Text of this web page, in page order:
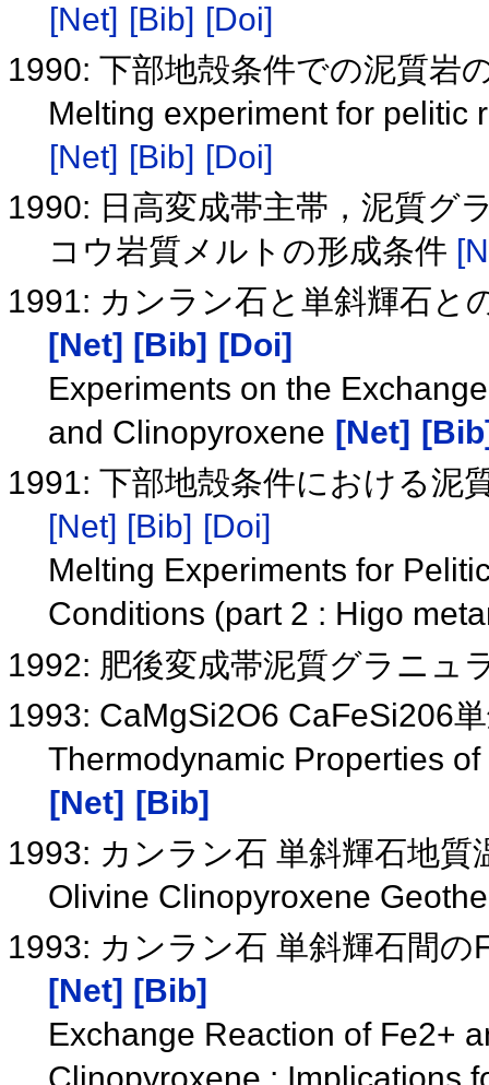
[Net] [Bib] [Doi]
1990: 下部地殻条件での泥質岩
Melting experiment for pelitic
[Net] [Bib] [Doi]
1990: 日高変成帯主帯，泥質グ
コウ岩質メルトの形成条件
1991: カンラン石と単斜輝石と
[Net] [Bib]
[Doi]
Experiments on the
and Clinopyroxene [Net]
1991: 下部地殻条件における泥
[Net] [Bib] [Doi]
Melting Experiments for
Conditions (part 2 : Higo
1992: 肥後変成帯泥質グラニュ
1993: CaMgSi2O6 CaFeSi206
Thermodynamic Properties
[Net] [Bib]
1993: カンラン石 単斜輝石地質
Olivine Clinopyroxene
1993: カンラン石 単斜輝石間
[Net] [Bib]
Exchange Reaction of Fe2+
Clinopyroxene : Implications